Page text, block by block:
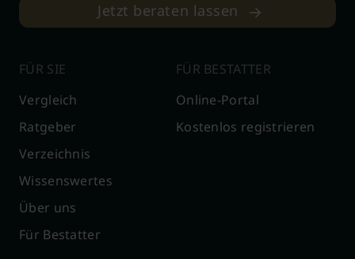
Jetzt beraten lassen
FÜR SIE
Vergleich
Ratgeber
Verzeichnis
Wissenswertes
Über uns
Für Bestatter
FÜR BESTATTER
Online-Portal
Kostenlos registrieren